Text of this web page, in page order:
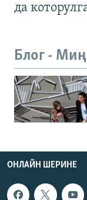
да
Блог -
ОНЛАЙН ШЕРИНЕ